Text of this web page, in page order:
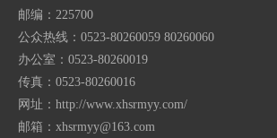
邮编：225700
公众热线：0523-80260059 80260060
办公室：0523-80260019
传真：0523-80260016
网址：http://www.xhsrmyy.com/
邮箱： xhsrmyy@163.com